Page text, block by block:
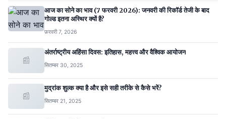
आज का सोने का भाव (7 फरवरी 2026): जनवरी की रिकॉर्ड तेजी के बाद
गोल्ड इतना अस्थिर क्यों है?
फ़रवरी 7, 2026
📰
अंतर्राष्ट्रीय अहिंसा दिवस: इतिहास, महत्त्व और वैश्विक आयोजन
सितम्बर 30, 2025
📰
मुद्रांक शुल्क क्या है और इसे सही तरीके से कैसे भरें?
सितम्बर 21, 2025